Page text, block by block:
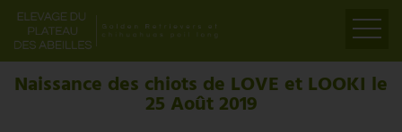
ACCUEIL
PRÉSENTATION
Naissance des chiots de LOVE et LOOKI le
25 Août 2019